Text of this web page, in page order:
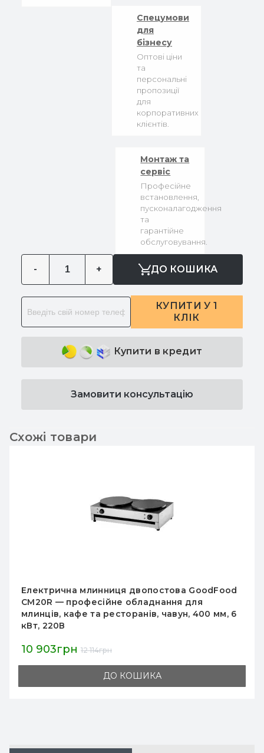
Спецумови
для
бізнесу
Оптові ціни
та
персональні
пропозиції
для
корпоративних
клієнтів.
Монтаж та
сервіс
Професійне
встановлення,
пусконалагодження
та
гарантійне
обслуговування.
- + ДО КОШИКА
КУПИТИ У 1
КЛІК
Купити в кредит
Замовити консультацію
Схожі товари
Електрична млинниця Remta KR5,
400х400х170 мм, 2.5 кВт, 220 В — професійне
обладнання для млинців та кафе, Туреччина
6 113грн 6 435грн
ДО КОШИКА